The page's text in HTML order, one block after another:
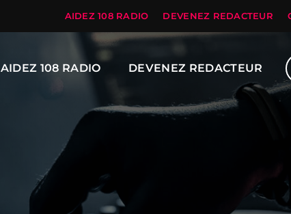
AIDEZ 108 RADIO DEVENEZ REDACTEUR
AIDEZ 108 RADIO DEVENEZ REDACTEUR